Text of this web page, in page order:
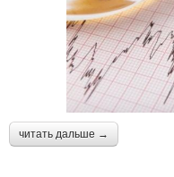
читать дальше →